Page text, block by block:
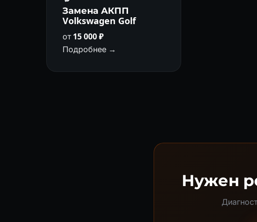
Замена АКПП
Volkswagen Golf
от15 000 ₽
Подробнее →
Нужен